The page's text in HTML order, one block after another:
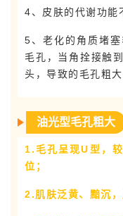
4、皮肤的代谢功能
5、老化的角质堵
毛孔，当角拴接触
头，导致的毛孔粗大
油光型毛孔粗大
1.毛孔呈现U型，
位；
2.肌肤泛黄、黯沉，